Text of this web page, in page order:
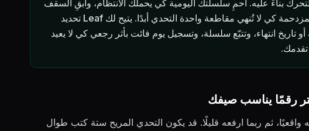
بناءً عليه. احمِ سلسلتك اليومية كي يحملك الانتظام، وأبقِ السقف
منخفضًا في الأيام المزدحمة كي لا تُنهي مقاطعة واحدة التحدي أبدًا. يتيح لك Leaf تحديد
انتهاء، وتتبّع سلسلة، وتسجيل يوم فائت بأثر رجعي كي لا يعيد
رقمًا يناسب صيفك
واقعيًا، ثم ربما ارفعه قليلًا. قد يكون التحدي المريح ستة كتب طوال